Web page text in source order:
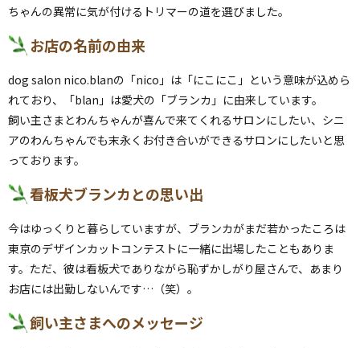
ちゃんの異常に気が付けるトリマーの道を選びました。
お店の名前の由来
dog salon nico.blanの「nico」は「にこにこ」という意味が込めら
れており、「blan」は愛犬の「ブランカ」に由来しています。
飼い主さまとわんちゃんが喜んで来てくれるサロンにしたい、シニ
アのわんちゃんでも末永くお付き合いができるサロンにしたいと思
っております。
看板犬ブランカとの思い出
今はゆっくりと暮らしていますが、ブランカがまだ若かったころは
東京のデザインカットコンテストに一緒に出場したこともありま
す。ただ、彼は看板犬でありながら恥ずかしがり屋さんで、あまり
お店には出勤しないんです…（笑）。
飼い主さまへのメッセージ